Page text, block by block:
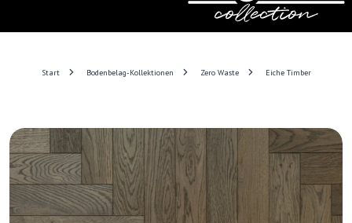
Start Bodenbelag-Kollektionen Zero Waste Eiche Timber